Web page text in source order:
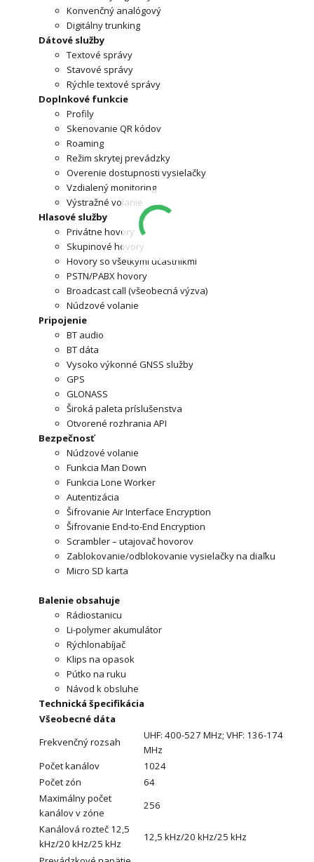
Konvenčný analógový
Digitálny trunking
Dátové služby
Textové správy
Stavové správy
Rýchle textové správy
Doplnkové funkcie
Profily
Skenovanie QR kódov
Roaming
Režim skrytej prevádzky
Overenie dostupnosti vysielačky
Vzdialený monitoring
Výstražné volanie
Hlasové služby
Privátne hovory
Skupinové hovory
Hovory so všetkými účastníkmi
PSTN/PABX hovory
Broadcast call (všeobecná výzva)
Núdzové volanie
Pripojenie
BT audio
BT dáta
Vysoko výkonné GNSS služby
GPS
GLONASS
Široká paleta príslušenstva
Otvorené rozhrania API
Bezpečnosť
Núdzové volanie
Funkcia Man Down
Funkcia Lone Worker
Autentizácia
Šifrovanie Air Interface Encryption
Šifrovanie End-to-End Encryption
Scrambler – utajovač hovorov
Zablokovanie/odblokovanie vysielačky na diaľku
Micro SD karta
Balenie obsahuje
Rádiostanicu
Li-polymer akumulátor
Rýchlonabíjač
Klips na opasok
Pútko na ruku
Návod k obsluhe
Technická špecifikácia
Všeobecné dáta
Frekvenčný rozsah
UHF: 400-527 MHz; VHF: 136-174
MHz
Počet kanálov
1024
Počet zón
64
Maximálny počet
kanálov v zóne
256
Kanálová rozteč 12,5
kHz/20 kHz/25 kHz
12,5 kHz/20 kHz/25 kHz